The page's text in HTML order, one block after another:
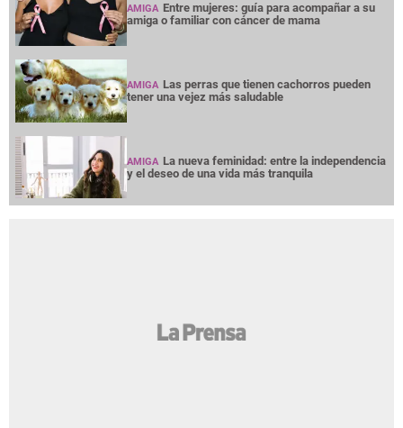
AMIGA Entre mujeres: guía para acompañar a su
amiga o familiar con cáncer de mama
AMIGA Las perras que tienen cachorros pueden
tener una vejez más saludable
AMIGA La nueva feminidad: entre la independencia
y el deseo de una vida más tranquila